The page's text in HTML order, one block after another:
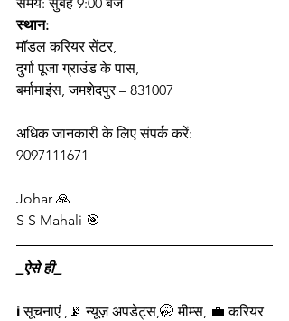
स्थान:
मॉडल करियर सेंटर,
दुर्गा पूजा ग्राउंड के पास,
बर्मामाइंस, जमशेदपुर – 831007
अधिक जानकारी के लिए संपर्क करें:
9097111671
Johar 🙏
S S Mahali 🎯
_ऐसे ही_
ℹ️ सूचनाएं ,📡 न्यूज़ अपडेट्स,🤭 मीम्स, 💼 करियर